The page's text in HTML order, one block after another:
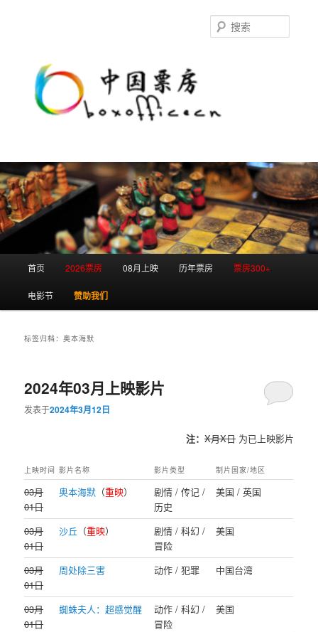
首页 2026票房 08月上映 历年票房 票房300+
电影节 赞助我们
标签归档：奥本海默
2024年03月上映影片
发表于2024年3月12日
注： X月X日为已上映影片
上映时间 影片名称 影片类型 制片国家/地区
03月
01日
奥本海默 （重映）
剧情 / 传记 /
历史
美国 / 英国
03月
01日
沙丘 （重映）
剧情 / 科幻 /
冒险
美国
03月
01日
周处除三害 动作 / 犯罪 中国台湾
03月
01日
蜘蛛夫人：超感觉醒
动作 / 科幻 /
冒险
美国